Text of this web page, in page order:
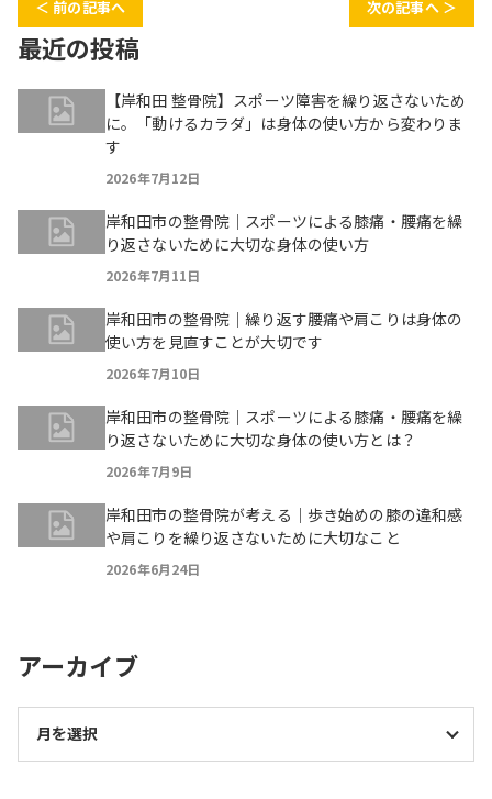
＜ 前の記事へ 次の記事へ ＞
最近の投稿
【岸和田 整骨院】スポーツ障害を繰り返さないため
に。「動けるカラダ」は身体の使い方から変わりま
す
2026年7月12日
岸和田市の整骨院｜スポーツによる膝痛・腰痛を繰
り返さないために大切な身体の使い方
2026年7月11日
岸和田市の整骨院｜繰り返す腰痛や肩こりは身体の
使い方を見直すことが大切です
2026年7月10日
岸和田市の整骨院｜スポーツによる膝痛・腰痛を繰
り返さないために大切な身体の使い方とは？
2026年7月9日
岸和田市の整骨院が考える｜歩き始めの膝の違和感
や肩こりを繰り返さないために大切なこと
2026年6月24日
アーカイブ